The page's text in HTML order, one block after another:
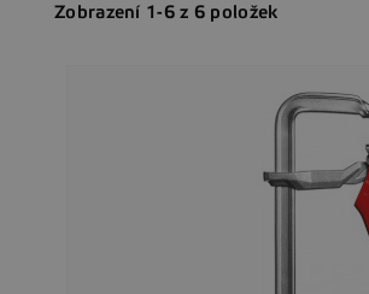
Zobrazení 1-6 z 6 položek